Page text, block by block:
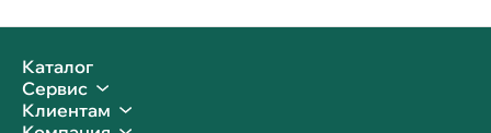
Каталог
Сервис
Клиентам